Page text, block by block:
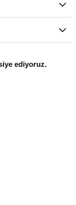
ediyoruz.